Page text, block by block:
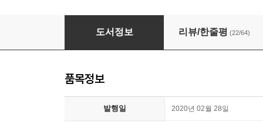
난처한 미술 이야기 6
도서정보 리뷰/한줄평 (22/64)
품목정보
발행일 2020년 02월 28일